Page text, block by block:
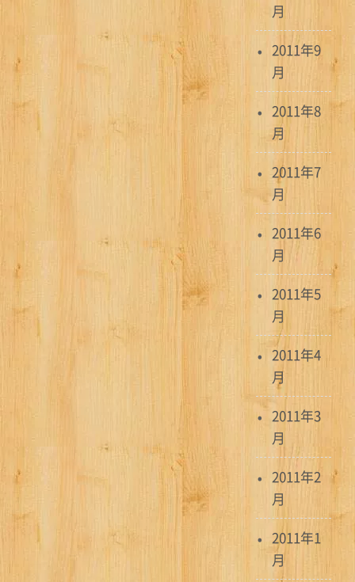
月
2011年9
月
2011年8
月
2011年7
月
2011年6
月
2011年5
月
2011年4
月
2011年3
月
2011年2
月
2011年1
月